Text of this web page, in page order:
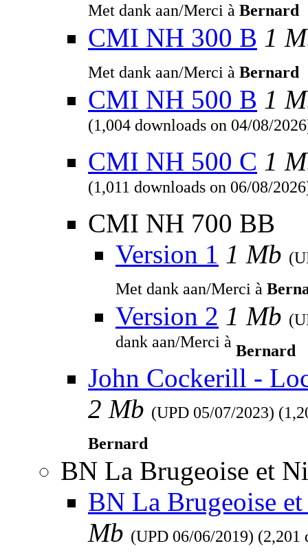
Met dank aan/Merci à Bernard
CMI NH 300 B 1
Met dank aan/Merci à Bernard
CMI NH 500 B 1
(1,004 downloads on 04/08/
CMI NH 500 C 1
(1,011 downloads on 06/08/
CMI NH 700 BB
Version 1 1 Mb
Met dank aan/Merci à
Version 2 1 Mb
dank aan/Merci à Bernard
John Cockerill -
2 Mb (UPD 05/07/2023)
Bernard
BN La Brugeoise et
BN La Brugeoise
Mb (UPD 06/06/2019) (2,201